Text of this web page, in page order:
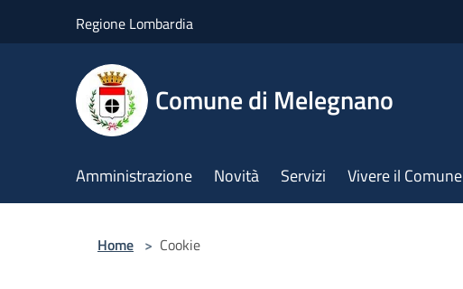
Regione Lombardia
Comune di Melegnano
Amministrazione Novità Servizi Vivere il Comune
Home > Cookie